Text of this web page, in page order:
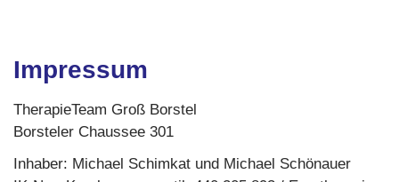
Impressum
TherapieTeam Groß Borstel
Borsteler Chaussee 301
Inhaber: Michael Schimkat und Michael Schönauer